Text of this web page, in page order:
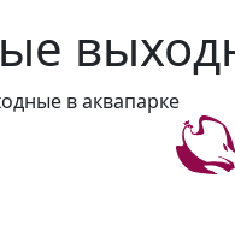
в аквапарке